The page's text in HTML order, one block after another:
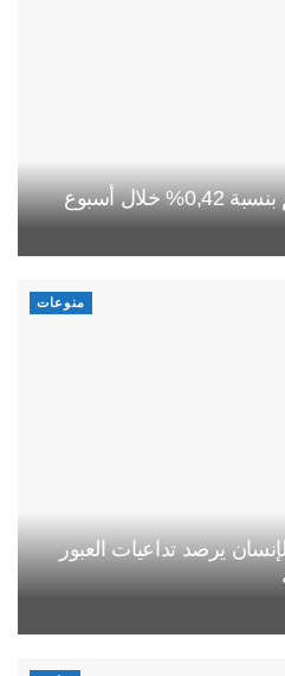
أسبوع
منوعات
يرصد تداعيات العبور